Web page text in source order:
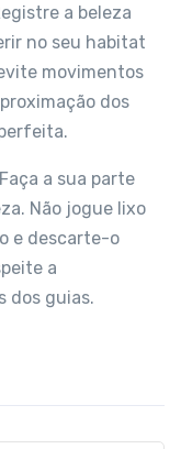
a beleza
no seu habitat
movimentos
dos
Faça a sua parte
Não jogue lixo
e descarte-o
a
dos guias.